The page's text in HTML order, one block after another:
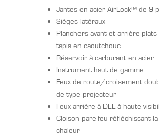
Jantes en acier AirLock™ de 9
Sièges latéraux
Planchers avant et arrière plats
tapis en caoutchouc
Réservoir à carburant en acier
Instrument haut de gamme
Feux de route/croisement
de type projecteur
Feux arrière à DEL à haute
Cloison pare-feu réfléchissant la
chaleur